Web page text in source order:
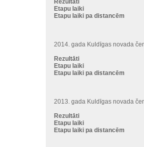
Rezultāti
Etapu laiki
Etapu laiki pa distancēm
2014. gada Kuldīgas novada
Rezultāti
Etapu laiki
Etapu laiki pa distancēm
2013. gada Kuldīgas novada
Rezultāti
Etapu laiki
Etapu laiki pa distancēm